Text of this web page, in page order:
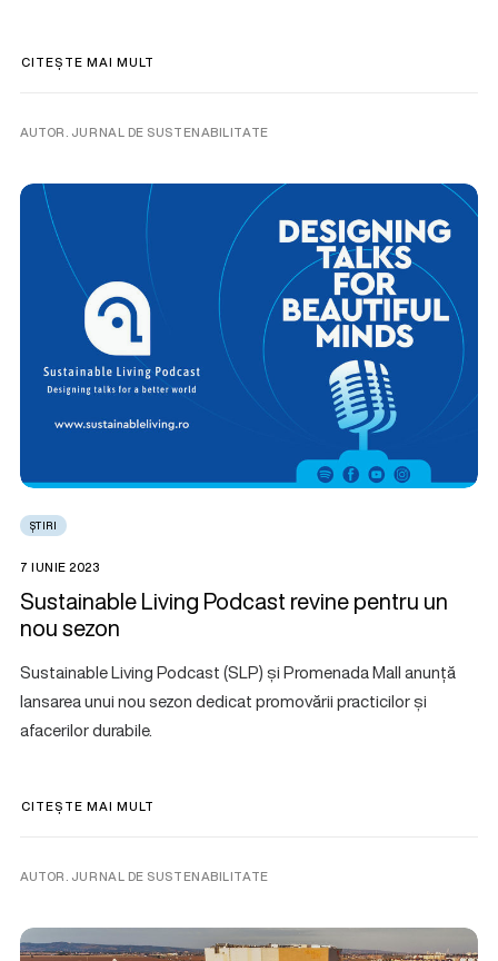
CITEȘTE MAI MULT
AUTOR. JURNAL DE SUSTENABILITATE
ȘTIRI
7 IUNIE 2023
Sustainable Living Podcast revine pentru un
nou sezon
Sustainable Living Podcast (SLP) și Promenada Mall anunță
lansarea unui nou sezon dedicat promovării practicilor și
afacerilor durabile.
CITEȘTE MAI MULT
AUTOR. JURNAL DE SUSTENABILITATE